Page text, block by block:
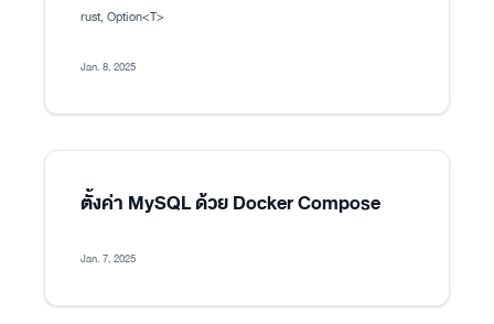
rust, Option<T>
Jan. 8, 2025
ตั้งค่า MySQL ด้วย Docker Compose
Jan. 7, 2025